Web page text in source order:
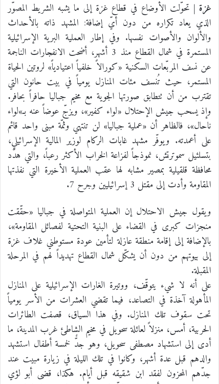
غزة | تحوّلت الأوضاع في قطاع غزة إلى ما يشبه الشريط المصوّر
الذي يعاد تكراره من دون أيّ إضافة: المشهد ذاته بالأحداث
والألوان والأصوات نفسها. وفي إطار العملية البرية الإسرائيلية
المستمرة في شمال القطاع منذ 3 أشهر، أضحت الانفجارات الناجمة
عن نسف المربّعات السكنية «كورالاً خلفياً اعتيادياً» لروتين الحياة
المستمر، حيث تُنسف مئات المنازل يومياً في بيت حانون التي
تقترب من أن تتطابق صورتها الجوية مع مخيم جباليا حافراً بحافر.
وإذ يسحب جيش الإحتلال «لواء كفير»، ويزجّ عوضاً عنه بـ»لواء
ناحال»، فالظاهر أن «عملية جباليا» لن تنتهي وثمّة مبنى واحد قائم
على أعمدته. ويوفّر مشهد غابات الركام لوزير المالية الإسرائيلي،
بتسلئيل سموترتش، نموذجاً لفزاعة الخراب الأكثر رعباً، والتي هدّد
محافظة قلقيلية بمصير مشابه لها عقب العملية الأخيرة التي نفذتها
المقاومة وأدت إلى مقتل 3 إسرائيليين وجرح 7.
ويقول جيش الاحتلال إن العملية المتواصلة في جباليا «حقّقت
منجزات كبرى في القضاء على البنية التحتية لفصائل المقاومة»،
بالإضافة إلى إقامة منطقة عازلة لتأمين عودة مستوطني غلاف غزة
إلى بيوتهم من دون أن يشكّل شمال القطاع تهديداً لهم في المرحلة
المقبلة.
على أنه لا شيء يتوقّف، ووتيرة الغارات الإسرائيلية على المنازل
المأهولة آخذة في التصاعد، فيما تقضي العشرات من الأسر يومياً
تحت سقوف تلك المنازل. وفي هذا السياق، قصفت الطائرات
الحربية، أمس، منزلاً لعائلة سحويل في مخيم الشاطئ غرب المدينة، ما
أدى إلى استشهاد مصطفى سحويل، وهو جدٌّ لخمسة أطفال استشهد
والدهم قبل عدة أشهر، وكانوا في تلك الليلة في زيارة مبيت عند
جدّهم المحزون لفقد ابن شقيقه قبل أيام. هكذا، قضى أبو لؤي